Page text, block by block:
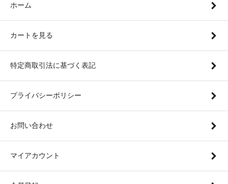
ホーム
カートを見る
特定商取引法に基づく表記
プライバシーポリシー
お問い合わせ
マイアカウント